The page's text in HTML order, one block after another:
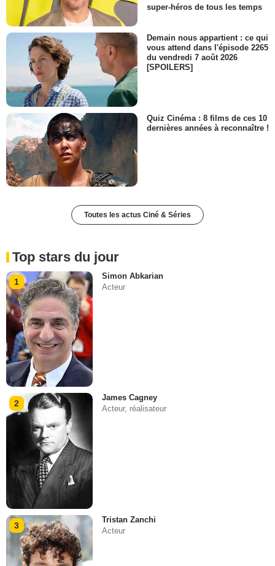
super-héros de tous les temps
Demain nous appartient : ce qui
vous attend dans l'épisode 2265
du vendredi 7 août 2026
[SPOILERS]
Quiz Cinéma : 8 films de ces 10
dernières années à reconnaître !
Toutes les actus Ciné & Séries
Top stars du jour
1
Simon Abkarian
Acteur
2
James Cagney
Acteur, réalisateur
3
Tristan Zanchi
Acteur